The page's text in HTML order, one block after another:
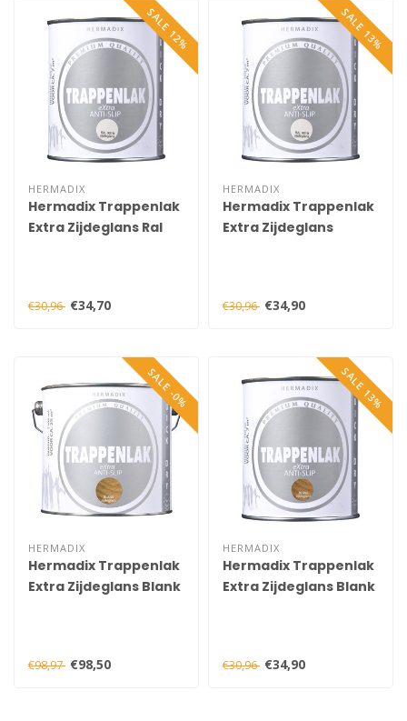
SALE 12%
HERMADIX
Hermadix Trappenlak
Extra Zijdeglans Ral
€30,96 €34,70
SALE 13%
HERMADIX
Hermadix Trappenlak
Extra Zijdeglans
€30,96 €34,90
SALE -0%
HERMADIX
Hermadix Trappenlak
Extra Zijdeglans Blank
€98,97 €98,50
SALE 13%
HERMADIX
Hermadix Trappenlak
Extra Zijdeglans Blank
€30,96 €34,90